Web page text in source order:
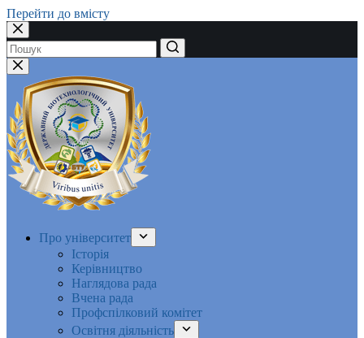
Перейти до вмісту
Немає
результатів
Про університет
Історія
Керівництво
Наглядова рада
Вчена рада
Профспілковий комітет
Освітня діяльність